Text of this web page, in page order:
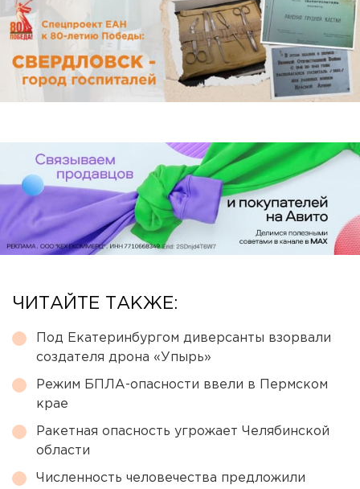
ЧИТАЙТЕ ТАКЖЕ:
Под Екатеринбургом диверсанты взорвали
создателя дрона «Упырь»
Режим БПЛА-опасности ввели в Пермском
крае
Ракетная опасность угрожает Челябинской
области
Численность человечества предложили